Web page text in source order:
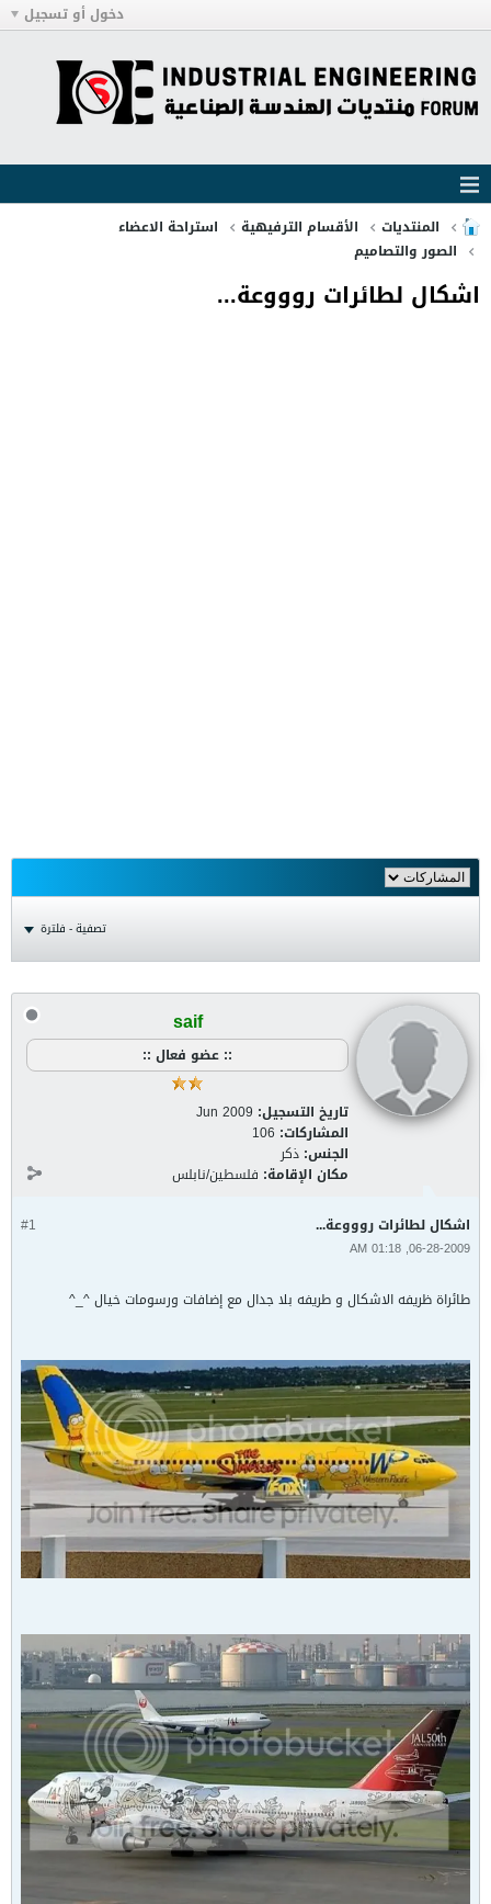
دخول أو تسجيل
المنتديات الأقسام الترفيهية
استراحة الاعضاء
الصور والتصاميم
اشكال لطائرات روووعة...
تصفية - فلترة
saif
:: عضو فعال ::
تاريخ التسجيل: Jun 2009
المشاركات: 106
الجنس: ذكر
مكان الإقامة: فلسطين/نابلس
#1 اشكال لطائرات روووعة...
06-28-2009, 01:18 AM
طائراة ظريفه الاشكال و طريفه بلا جدال مع إضافات ورسومات خيال ^_^